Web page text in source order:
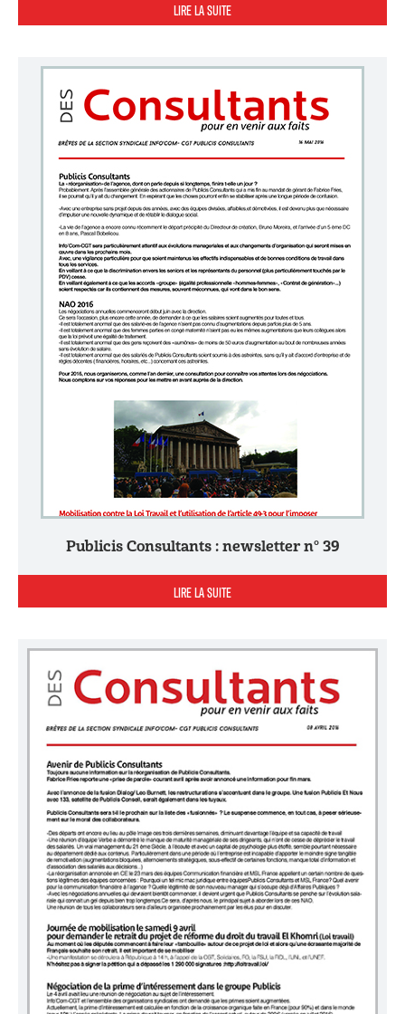
LIRE LA SUITE
Publicis Consultants : newsletter n° 39
LIRE LA SUITE